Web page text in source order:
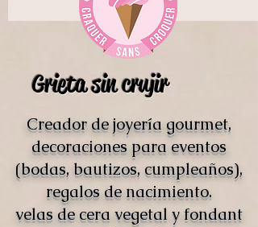
Grieta sin crujir
Creador de joyería gourmet,
decoraciones para eventos
(bodas, bautizos, cumpleaños),
regalos de nacimiento.
velas de cera vegetal y fondant